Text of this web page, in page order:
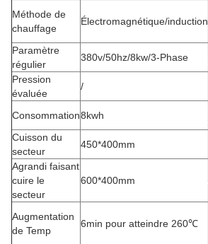
Méthode de
chauffage
Électromagnétique/induction
Paramètre
régulier
380v/50hz/8kw/3-Phase
Pression
évaluée
/
Consommation8kwh
Cuisson du
secteur
450*400mm
Agrandi faisant
cuire le
secteur
600*400mm
Augmentation
de Temp
6min pour atteindre 260℃